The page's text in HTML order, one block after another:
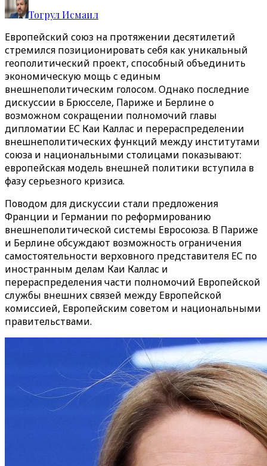
Тогрул Исмаил
Европейский союз на протяжении десятилетий
стремился позиционировать себя как уникальный
геополитический проект, способный объединить
экономическую мощь с единым
внешнеполитическим голосом. Однако последние
дискуссии в Брюсселе, Париже и Берлине о
возможном сокращении полномочий главы
дипломатии ЕС Каи Каллас и перераспределении
внешнеполитических функций между институтами
союза и национальными столицами показывают:
европейская модель внешней политики вступила в
фазу серьезного кризиса.
Поводом для дискуссии стали предложения
Франции и Германии по реформированию
внешнеполитической системы Евросоюза. В Париже
и Берлине обсуждают возможность ограничения
самостоятельности верховного представителя ЕС по
иностранным делам Каи Каллас и
перераспределения части полномочий Европейской
службы внешних связей между Европейской
комиссией, Европейским советом и национальными
правительствами.